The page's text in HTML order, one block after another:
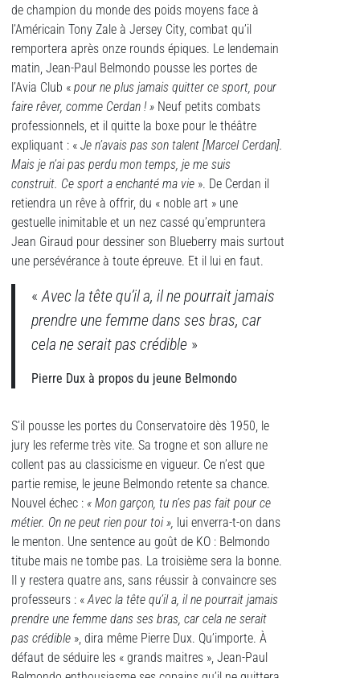
de champion du monde des poids moyens face à
l’Américain Tony Zale à Jersey City, combat qu’il
remportera après onze rounds épiques. Le lendemain
matin, Jean-Paul Belmondo pousse les portes de
l’Avia Club « pour ne plus jamais quitter ce sport, pour
faire rêver, comme Cerdan ! » Neuf petits combats
professionnels, et il quitte la boxe pour le théâtre
expliquant : « Je n’avais pas son talent [Marcel Cerdan].
Mais je n’ai pas perdu mon temps, je me suis
construit. Ce sport a enchanté ma vie ». De Cerdan il
retiendra un rêve à offrir, du « noble art » une
gestuelle inimitable et un nez cassé qu’empruntera
Jean Giraud pour dessiner son Blueberry mais surtout
une persévérance à toute épreuve. Et il lui en faut.
«Avec la tête qu’il a, il ne pourrait jamais
prendre une femme dans ses bras, car
cela ne serait pas crédible »
Pierre Dux à propos du jeune Belmondo
S’il pousse les portes du Conservatoire dès 1950, le
jury les referme très vite. Sa trogne et son allure ne
collent pas au classicisme en vigueur. Ce n’est que
partie remise, le jeune Belmondo retente sa chance.
Nouvel échec : « Mon garçon, tu n’es pas fait pour ce
métier. On ne peut rien pour toi», lui enverra-t-on dans
le menton. Une sentence au goût de KO : Belmondo
titube mais ne tombe pas. La troisième sera la bonne.
Il y restera quatre ans, sans réussir à convaincre ses
professeurs : «Avec la tête qu’il a, il ne pourrait jamais
prendre une femme dans ses bras, car cela ne serait
pas crédible », dira même Pierre Dux. Qu’importe. À
défaut de séduire les « grands maitres », Jean-Paul